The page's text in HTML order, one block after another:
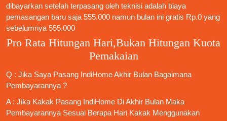
dibayarkan setelah terpasang oleh teknisi adalah biaya
pemasangan baru saja 555.000 namun bulan ini gratis Rp.0 yang
sebelumnya 555.000
Pro Rata Hitungan Hari,Bukan Hitungan Kuota
Pemakaian
Q : Jika Saya Pasang IndiHomeAkhir Bulan Bagaimana
Pembayarannya ?
A : Jika Kakak Pasang IndiHome Di Akhir Bulan Maka
Pembayarannya Sesuai Berapa Hari Kakak Menggunakan